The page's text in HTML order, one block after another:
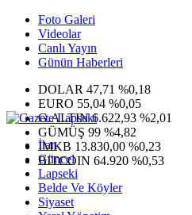
Foto Galeri
Videolar
Canlı Yayın
Günün Haberleri
DOLAR 47,71 %0,18
EURO 55,04 %0,05
G.ALTIN6.622,93 %2,01
GÜMÜŞ 99 %4,82
IMKB 13.830,00 %0,23
BITCOIN 64.920 %0,53
İlan
Güncel
Lapseki
Belde Ve Köyler
Siyaset